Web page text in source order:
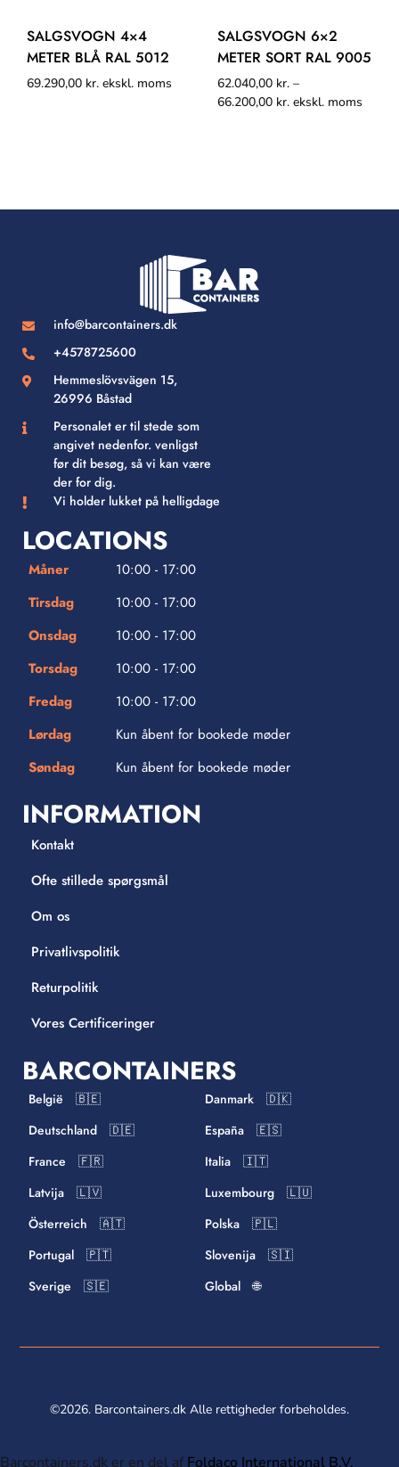
SALGSVOGN 4×4
METER BLÅ RAL 5012
69.290,00 kr. ekskl. moms
SALGSVOGN 6×2
METER SORT RAL 9005
62.040,00 kr. –
66.200,00 kr. ekskl. moms
info@barcontainers.dk
+4578725600
Hemmeslövsvägen 15,
26996 Båstad
Personalet er til stede som
angivet nedenfor. venligst
før dit besøg, så vi kan være
der for dig.
Vi holder lukket på helligdage
LOCATIONS
Måner
10:00 - 17:00
Tirsdag
10:00 - 17:00
Onsdag
10:00 - 17:00
Torsdag
10:00 - 17:00
Fredag
10:00 - 17:00
Lørdag
Kun åbent for bookede møder
Søndag
Kun åbent for bookede møder
INFORMATION
Kontakt
Ofte stillede spørgsmål
Om os
Privatlivspolitik
Returpolitik
Vores Certificeringer
BARCONTAINERS
België 🇧🇪
Danmark 🇩🇰
Deutschland 🇩🇪
España 🇪🇸
France 🇫🇷
Italia 🇮🇹
Latvija 🇱🇻
Luxembourg 🇱🇺
Österreich 🇦🇹
Polska 🇵🇱
Portugal 🇵🇹
Slovenija 🇸🇮
Sverige 🇸🇪
Global 🌐
©2026. Barcontainers.dk Alle rettigheder forbeholdes.
Barcontainers.dk er en del af Foldaco International B.V.